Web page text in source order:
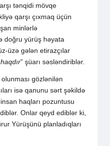
tənqidi mövqe
qarşı çıxmaq üçün
minlərlə
doğru yürüş həyata
üzə gələn etirazçılar
” şüarı səsləndiriblər.
gözlənilən
isə qanunu sərt şəkildə
haqları pozuntusu
Onlar qeyd ediblər ki,
Yürüşünü planladıqları